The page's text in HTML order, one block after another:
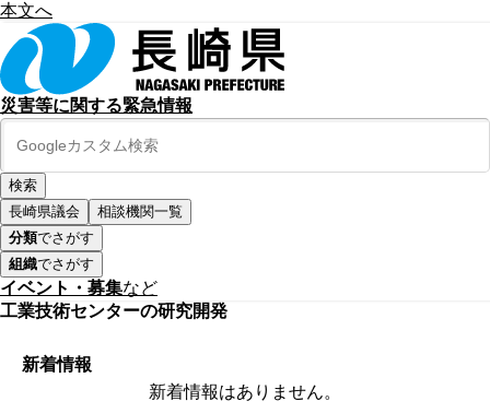
本文へ
災害等に関する緊急情報
長崎県議会
相談機関一覧
分類でさがす
組織でさがす
イベント・募集など
工業技術センターの研究開発
新着情報
新着情報はありません。